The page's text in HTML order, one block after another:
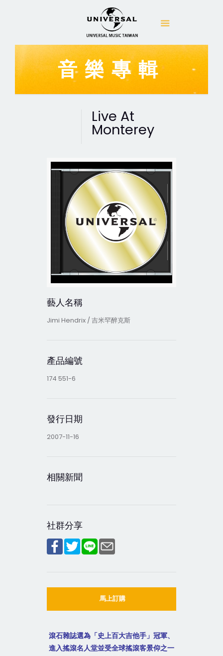
音樂專輯
Live At
Monterey
藝人名稱
Jimi Hendrix / 吉米罕醉克斯
產品編號
174 551-6
發行日期
2007-11-16
相關新聞
社群分享
馬上訂購
滾石雜誌選為「史上百大吉他手」冠軍、
進入搖滾名人堂並受全球搖滾客景仰之一